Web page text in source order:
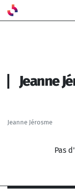
Aller au contenu
Jeanne
Jeanne Jérosme
Pas